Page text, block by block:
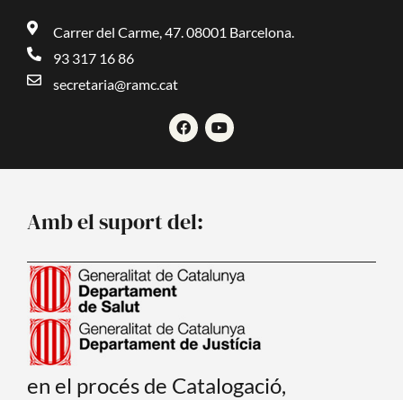
Carrer del Carme, 47. 08001 Barcelona.
93 317 16 86
secretaria@ramc.cat
F
a
c
k
Y
o
u
Amb el suport del:
en el procés de Catalogació,